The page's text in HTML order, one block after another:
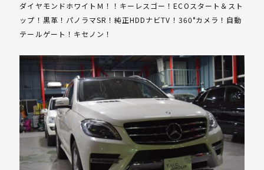
ダイヤモンドホワイトＭ！！キーレスゴー！ECOスタート＆スト
ップ！黒革！パノラマSR！純正HDDナビTV！360°カメラ！自動
テールゲート！キセノン！